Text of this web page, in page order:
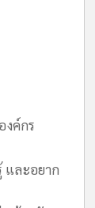
งค์กร
และอยาก